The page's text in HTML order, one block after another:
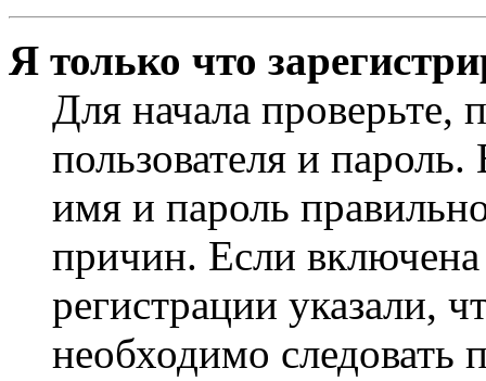
Я только что
Для начала проверьте,
пользователя и
имя и пароль
причин. Если
регистрации указали,
необходимо